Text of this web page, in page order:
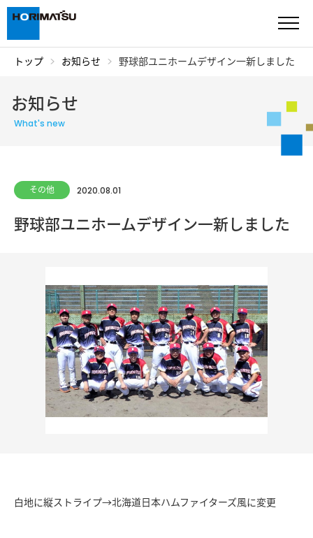
企業情報
施工実績
船舶・機械
採用情報
協力会社の皆様へ
お問い合わせ
お知らせ
サイトマップ
トップ お知らせ 野球部ユニホームデザイン一新しました
お知らせ
What's new
その他 2020.08.01
野球部ユニホームデザイン一新しました
白地に縦ストライプ→北海道日本ハムファイターズ風に変更